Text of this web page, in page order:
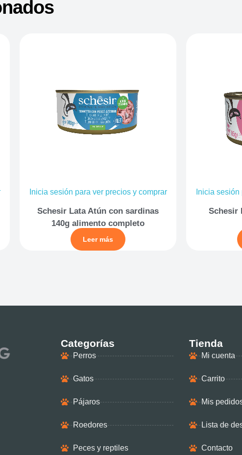
Inicia sesión para ver precios y comprar
Schesir Lata Atún con sardinas
140g alimento completo
Leer más
Inicia
Schesir
Categorías
Perros
Gatos
Pájaros
Roedores
Peces y reptiles
Tienda
Mi cuenta
Carrito
Mis
Lista de
Contacto